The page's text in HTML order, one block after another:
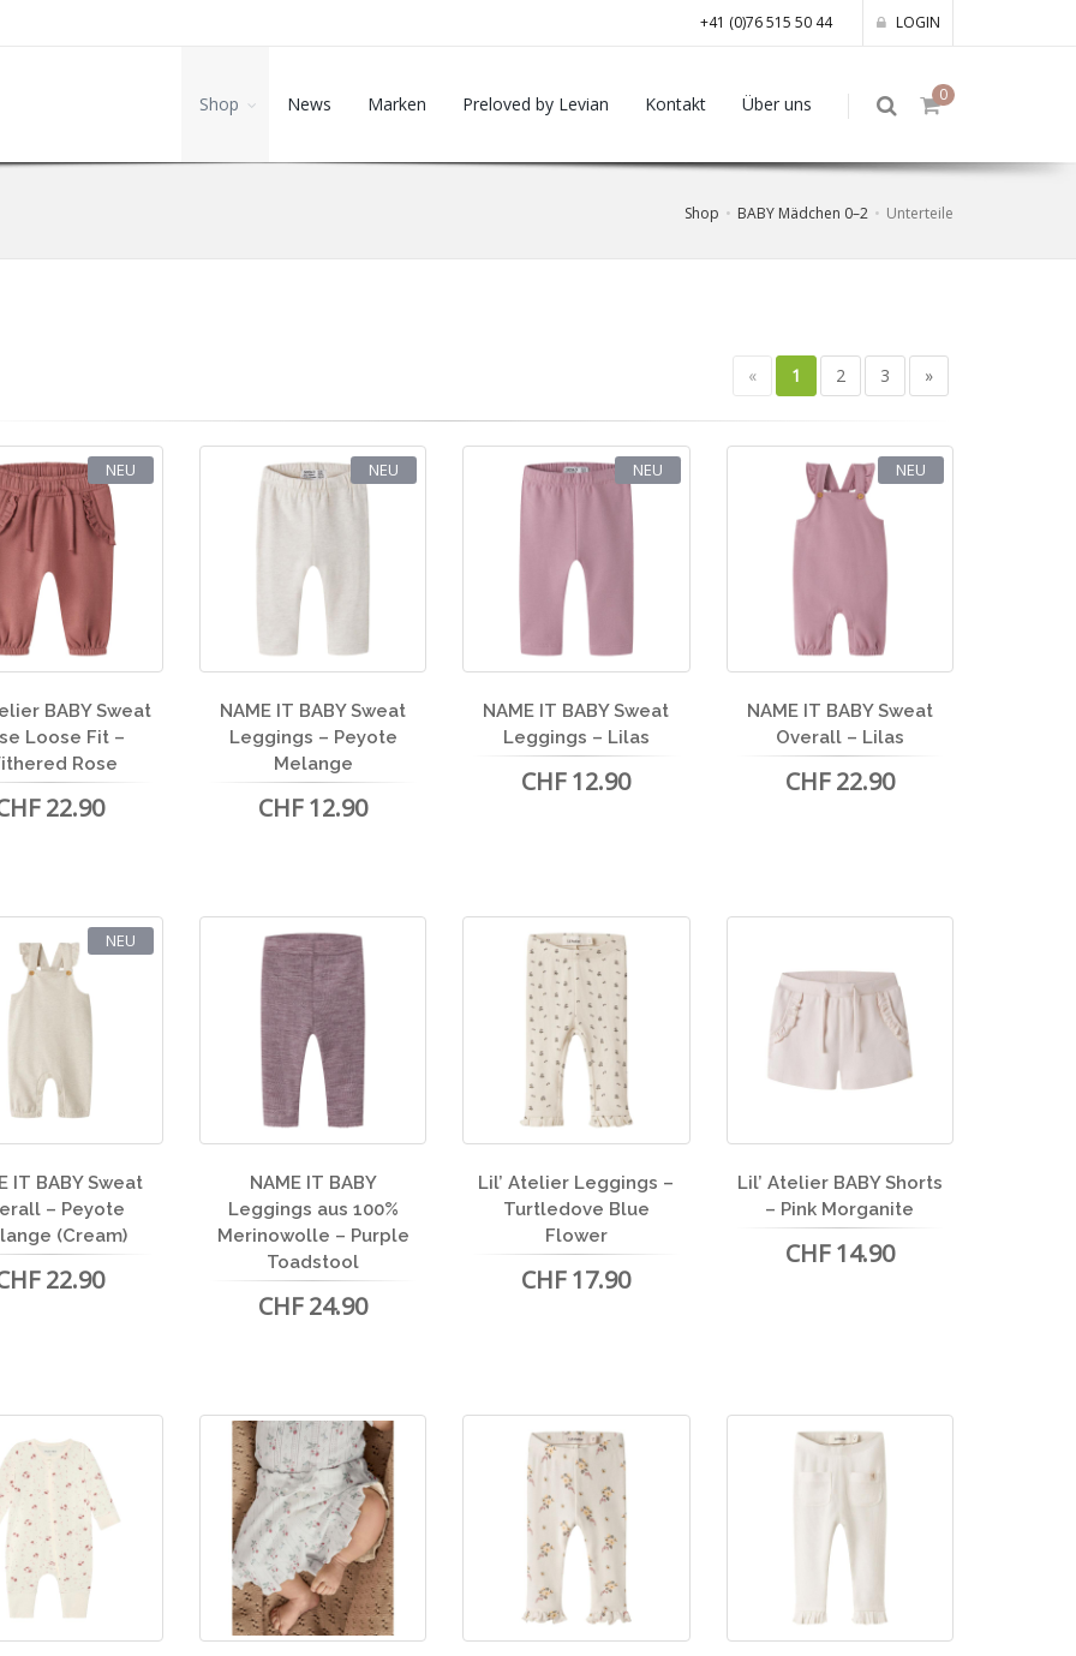
+41 (0)76 515 50 44 LOGIN
0
Shop News Marken Preloved by Levian Kontakt Über uns
Shop BABY Mädchen 0–2 Unterteile
« 1 2 3 »
NEU
BABY Sweat
Loose Fit –
Rose
22.90
NEU
NAME IT BABY Sweat
Leggings – Peyote
Melange
CHF 12.90
NEU
NAME IT BABY Sweat
Leggings – Lilas
CHF 12.90
NEU
NAME IT BABY Sweat
Overall – Lilas
CHF 22.90
NEU
IT BABY Sweat
– Peyote
(Cream)
22.90
NAME IT BABY
Leggings aus 100%
Merinowolle – Purple
Toadstool
CHF 24.90
Lil’ Atelier Leggings –
Turtledove Blue
Flower
CHF 17.90
Lil’ Atelier BABY Shorts
– Pink Morganite
CHF 14.90